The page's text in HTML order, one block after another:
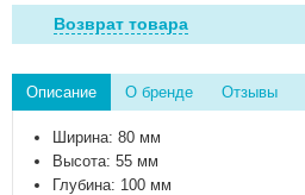
Возврат товара
Описание О бренде Отзывы
Ширина: 80 мм
Высота: 55 мм
Глубина: 100 мм